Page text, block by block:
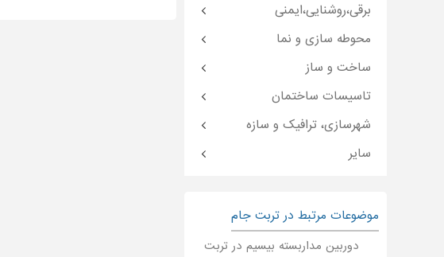
برقی،روشنایی،ایمنی
محوطه سازی و نما
ساخت و ساز
تاسیسات ساختمان
شهرسازی، ترافیک و سازه
سایر
موضوعات مرتبط در تربت جام
دوربین مداربسته بیسیم در تربت